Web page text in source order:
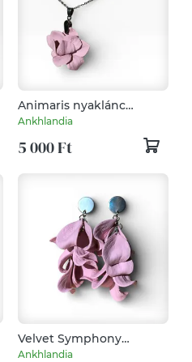
Animaris nyaklánc
Eperkrém
Ankhlandia
5 000 Ft
Velvet Symphony
fülbevaló Eperkrém
Ankhlandia